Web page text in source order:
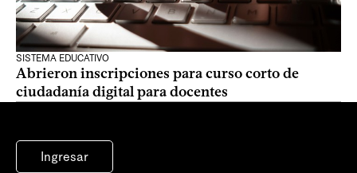
SISTEMA EDUCATIVO
Abrieron inscripciones para curso corto de
ciudadanía digital para docentes
Ingresar